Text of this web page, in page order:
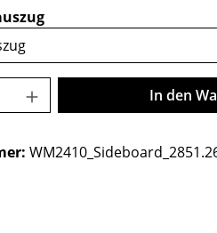
auswählen
Gib denIn den